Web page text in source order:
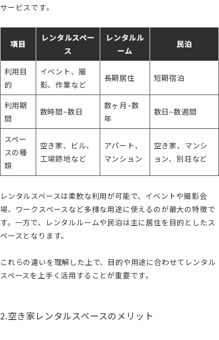
サービスです。
項目
レンタルスペー
ス
レンタルル
ーム
民泊
利用目
的
イベント、撮
影、作業など
長期居住 短期宿泊
利用期
間
数時間~数日
数ヶ月~数
年
数日~数週間
スペー
スの種
類
空き家、ビル、
工場跡地など
アパート、
マンション
空き家、マンシ
ョン、別荘など
レンタルスペースは柔軟な利用が可能で、イベントや撮影会
場、ワークスペースなど多様な用途に使えるのが最大の特徴で
す。一方で、レンタルルームや民泊は主に居住を目的としたス
ペースとなります。
これらの違いを理解した上で、目的や用途に合わせてレンタル
スペースを上手く活用することが重要です。
2.空き家レンタルスペースのメリット